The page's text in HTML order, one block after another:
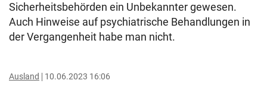
Sicherheitsbehörden ein Unbekannter gewesen.
Auch Hinweise auf psychiatrische Behandlungen in
der Vergangenheit habe man nicht.
Ausland 10.06.2023 16:06